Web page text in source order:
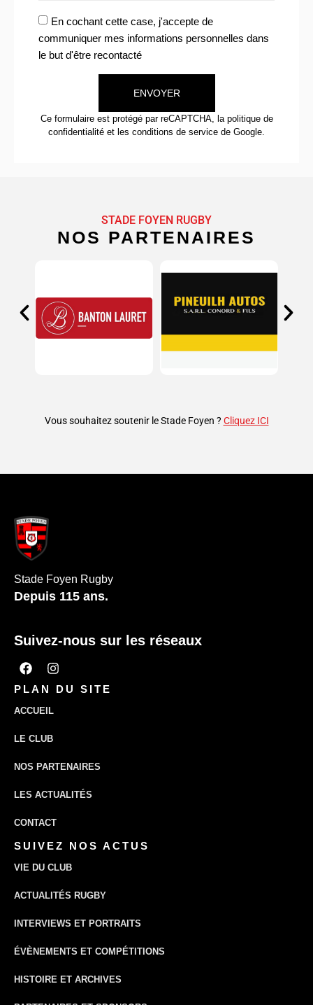
En cochant cette case, j'accepte de
communiquer mes informations personnelles dans
le but d'être recontacté
ENVOYER
Ce formulaire est protégé par reCAPTCHA, la politique de
confidentialité et les conditions de service de Google.
STADE FOYEN RUGBY
NOS PARTENAIRES
Vous souhaitez soutenir le Stade Foyen ? Cliquez ICI
Stade Foyen Rugby
Depuis 115 ans.
Suivez-nous sur les réseaux
PLAN DU SITE
ACCUEIL
LE CLUB
NOS PARTENAIRES
LES ACTUALITÉS
CONTACT
SUIVEZ NOS ACTUS
VIE DU CLUB
ACTUALITÉS RUGBY
INTERVIEWS ET PORTRAITS
ÉVÈNEMENTS ET COMPÉTITIONS
HISTOIRE ET ARCHIVES